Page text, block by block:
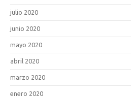
julio 2020
junio 2020
mayo 2020
abril 2020
marzo 2020
enero 2020